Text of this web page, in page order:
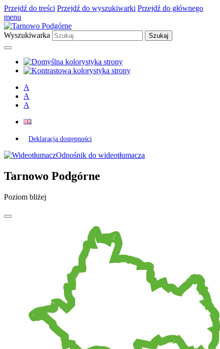
Przejdź do treści Przejdź do wyszukiwarki Przejdź do głównego
menu
Wyszukiwarka
A
A
A
Deklaracja dostępności
Odnośnik do wideotłumacza
Tarnowo Podgórne
Poziom bliżej